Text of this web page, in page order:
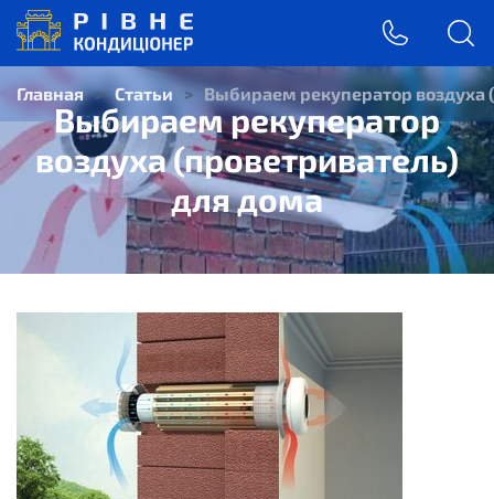
Главная > Статьи > Выбираем рекуператор воздуха
Выбираем рекуператор
воздуха (проветриватель)
для дома